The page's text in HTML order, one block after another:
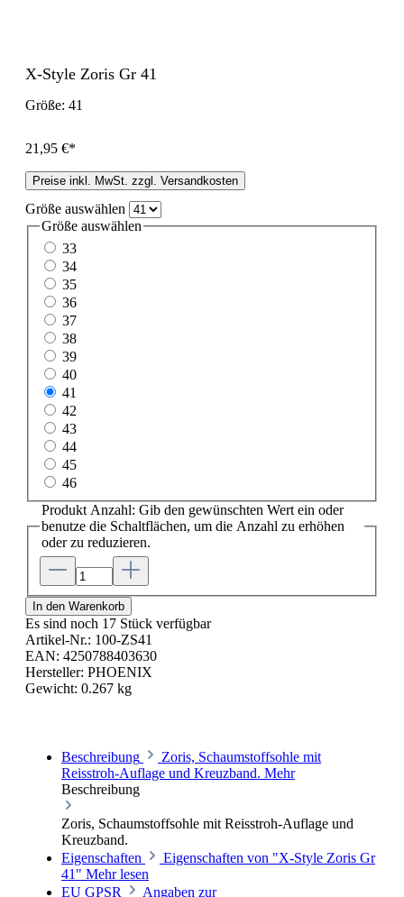
X-Style Zoris Gr 41
Größe: 41
21,95 €*
Preise inkl. MwSt. zzgl. Versandkosten
Größe auswählen
Größe auswählen
33
34
35
36
37
38
39
40
41
42
43
44
45
46
Produkt Anzahl: Gib den gewünschten Wert ein oder
benutze die Schaltflächen, um die Anzahl zu erhöhen
oder zu reduzieren.
In den Warenkorb
Es sind noch 17 Stück verfügbar
Artikel-Nr.: 100-ZS41
EAN: 4250788403630
Hersteller: PHOENIX
Gewicht: 0.267 kg
Beschreibung
Zoris, Schaumstoffsohle mit
Reisstroh-Auflage und Kreuzband. Mehr
Beschreibung
Zoris, Schaumstoffsohle mit Reisstroh-Auflage und
Kreuzband.
Eigenschaften
Eigenschaften von "X-Style Zoris Gr
41" Mehr lesen
EU GPSR
Angaben zur